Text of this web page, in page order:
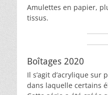
Amulettes en papier,
tissus.
Boîtages 2020
Il s’agit d’acrylique sur
dans laquelle certains